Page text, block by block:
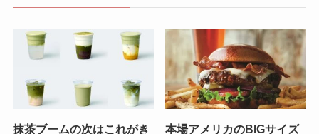
抹茶ブームの次はこれがき
本場アメリカのBIGサイズ